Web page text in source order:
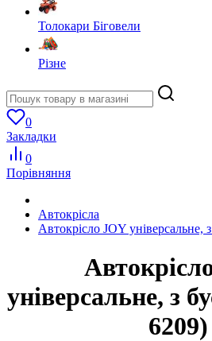
Толокари Біговели
Різне
0
Закладки
0
Порівняння
Автокрісла
Автокрісло JOY універсальне,
універсальне, з
6209)